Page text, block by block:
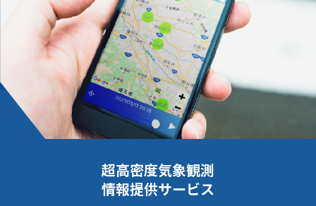
超高密度気象観測
情報提供サービス